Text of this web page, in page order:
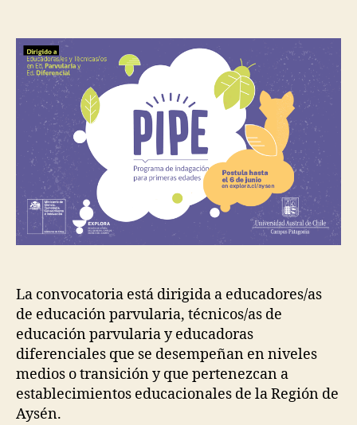
La convocatoria está dirigida a educadores/as
de educación parvularia, técnicos/as de
educación parvularia y educadoras
diferenciales que se desempeñan en niveles
medios o transición y que pertenezcan a
establecimientos educacionales de la Región de
Aysén.